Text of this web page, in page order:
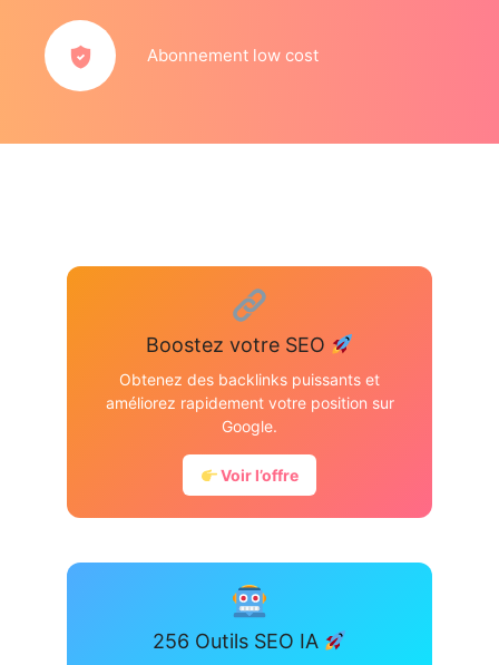
Abonnement low cost
Boostez votre SEO
Obtenez des backlinks puissants et
améliorez rapidement votre position sur
Google.
Voir l’offre
256 Outils SEO IA